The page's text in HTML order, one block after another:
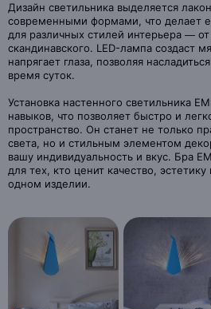
Дизайн светильника выделяется
современными формами, что делает
для различных стилей интерьера —
скандинавского. LED-лампа создаст
напрягает глаза, позволяя
время суток.
Установка настенного светильника
навыков, что позволяет быстро и
пространство. Он станет не только
света, но и стильным элементом
вашу индивидуальность и вкус. Бра
для тех, кто ценит качество,
одном изделии.